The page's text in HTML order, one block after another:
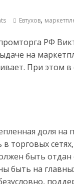
Евтухов,
РФ
на
При этом в
доля на
торговых
быть
быть на